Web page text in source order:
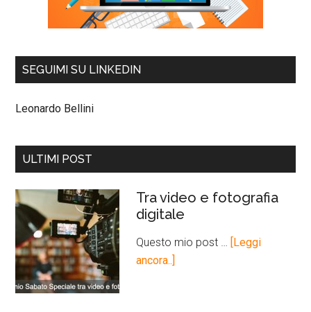
SEGUIMI SU LINKEDIN
Leonardo Bellini
ULTIMI POST
Tra video e fotografia
digitale
Questo mio post … [Leggi
ancora..]